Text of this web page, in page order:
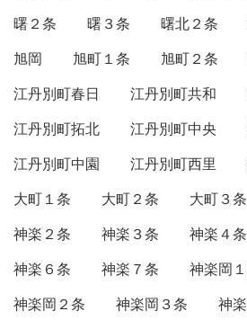
曙２条
曙３条 曙北２条
旭岡
旭町１条 旭町２条
江丹別町春日
江丹別町共和
江丹別町拓北
江丹別町中央
江丹別町中園
江丹別町西里
大町１条
大町２条 大町３条
神楽２条
神楽３条 神楽４条
神楽６条
神楽７条
神楽岡
神楽岡２条
神楽岡３条
神